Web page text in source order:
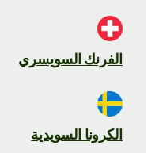
الفرنك السويسري
الكرونا السويدية